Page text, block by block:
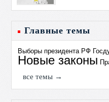
Главные темы
Выборы президента РФ
Новые законы
все темы →